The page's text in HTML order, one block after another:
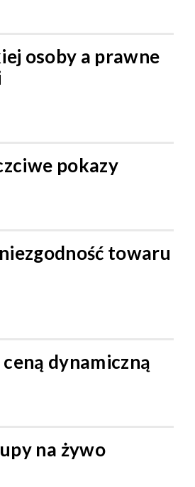
osoby a prawne
pokazy
towaru
dynamiczną
na żywo